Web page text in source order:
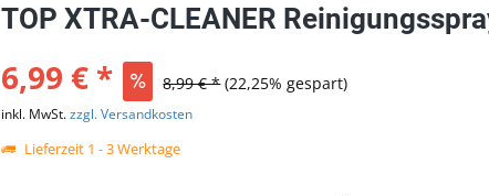
TOP XTRA-CLEANER
6,99 € * 8,99 € * (22,25% gespart)
inkl. MwSt.zzgl. Versandkosten
Lieferzeit 1 - 3 Werktage